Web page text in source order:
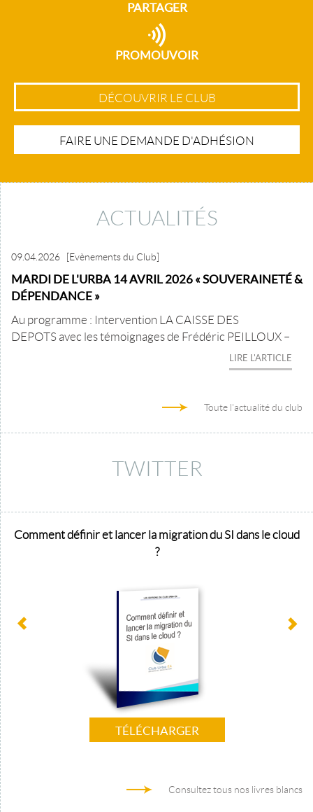
PARTAGER
PROMOUVOIR
DÉCOUVRIR LE CLUB
FAIRE UNE DEMANDE D'ADHÉSION
ACTUALITÉS
09.04.2026 [Evènements du Club]
MARDI DE L'URBA 14 AVRIL 2026 « SOUVERAINETÉ &
DÉPENDANCE »
Au programme : Intervention LA CAISSE DES
DEPOTS avec les témoignages de Frédéric PEILLOUX –
LIRE L'ARTICLE
Toute l'actualité du club
TWITTER
Comment définir et lancer la migration du SI dans le cloud
?
TÉLÉCHARGER
Consultez tous nos livres blancs